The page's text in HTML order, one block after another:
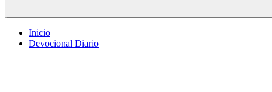
Inicio
Devocional Diario